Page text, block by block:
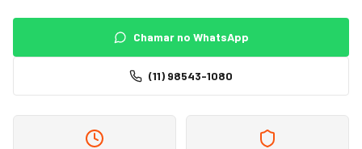
Chamar no WhatsApp
(11) 98543-1080